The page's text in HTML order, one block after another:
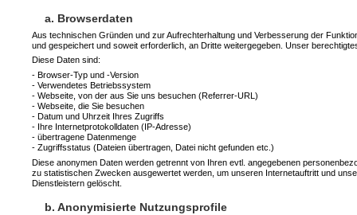
a. Browserdaten
Aus technischen Gründen und zur Aufrechterhaltung und Verbesserung der
und gespeichert und soweit erforderlich, an Dritte weitergegeben. Unser
Diese Daten sind:
- Browser-Typ und -Version
- Verwendetes Betriebssystem
- Webseite, von der aus Sie uns besuchen (Referrer-URL)
- Webseite, die Sie besuchen
- Datum und Uhrzeit Ihres Zugriffs
- Ihre Internetprotokolldaten (IP-Adresse)
- übertragene Datenmenge
- Zugriffsstatus (Dateien übertragen, Datei nicht gefunden etc.)
Diese anonymen Daten werden getrennt von Ihren evtl. angegebenen
zu statistischen Zwecken ausgewertet werden, um unseren Internetauftritt und
Dienstleistern gelöscht.
b. Anonymisierte Nutzungsprofile